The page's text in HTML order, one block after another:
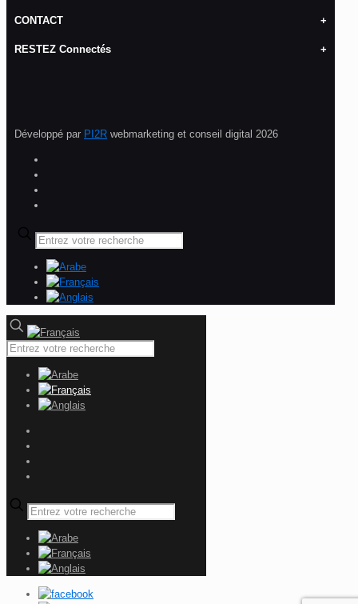
CONTACT
RESTEZ Connectés
Développé par PI2R webmarketing et conseil digital 2026